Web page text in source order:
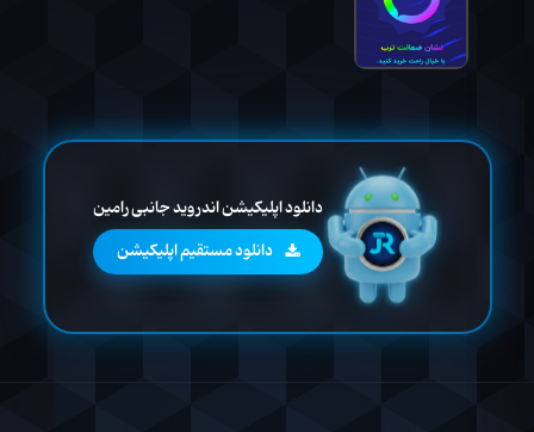
دانلود اپلیکیشن اندروید جانبی رامین
دانلود مستقیم اپلیکیشن